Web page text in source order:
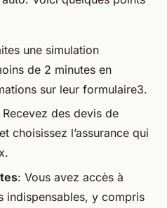
une simulation
de 2 minutes en
sur leur formulaire3.
Recevez des devis de
choisissez l’assurance qui
: Vous avez accès à
indispensables, y compris